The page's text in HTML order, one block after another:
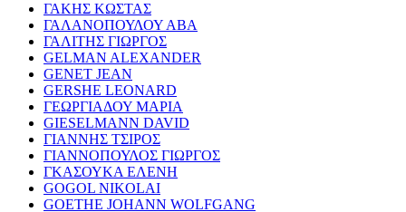
ΓΑΚΗΣ ΚΩΣΤΑΣ
ΓΑΛΑΝΟΠΟΥΛΟΥ ΑΒΑ
ΓΑΛΙΤΗΣ ΓΙΩΡΓΟΣ
GELMAN ALEXANDER
GENET JEAN
GERSHE LEONARD
ΓΕΩΡΓΙΑΔΟΥ ΜΑΡΙΑ
GIESELMANN DAVID
ΓΙΑΝΝΗΣ ΤΣΙΡΟΣ
ΓΙΑΝΝΟΠΟΥΛΟΣ ΓΙΩΡΓΟΣ
ΓΚΑΣΟΥΚΑ ΕΛΕΝΗ
GOGOL NIKOLAI
GOETHE JOHANN WOLFGANG